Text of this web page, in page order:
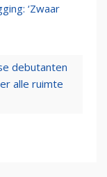
‘Zwaar
debutanten
alle ruimte